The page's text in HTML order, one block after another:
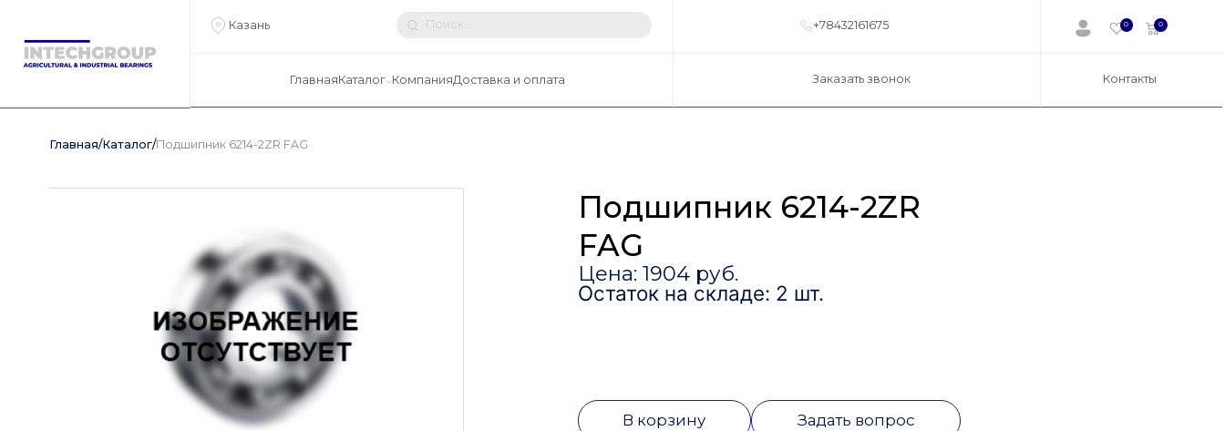
Казань +78432161675 0 0
ГлавнаяКаталог КомпанияДоставка и оплата Заказать звонок Контакты
Главная/Каталог/Подшипник 6214-2ZR FAG
Подшипник 6214-2ZR
FAG
Цена: 1904 руб.
Остаток на складе: 2 шт.
В корзину Задать вопрос